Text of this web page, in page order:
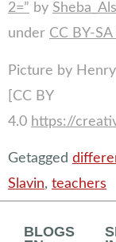
2=” by
under CC BY-SA
Picture by
[CC BY
4.0 https://
Getagged
Slavin, teachers
BLOGS